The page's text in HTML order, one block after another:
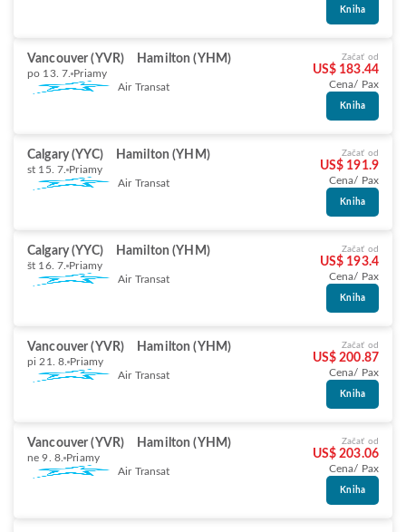
Kniha
Vancouver (YVR) Hamilton (YHM)
po 13. 7. Priamy
Air Transat
Začať od
US$ 183.44
Cena/ Pax
Kniha
Calgary (YYC) Hamilton (YHM)
st 15. 7. Priamy
Air Transat
Začať od
US$ 191.9
Cena/ Pax
Kniha
Calgary (YYC) Hamilton (YHM)
št 16. 7. Priamy
Air Transat
Začať od
US$ 193.4
Cena/ Pax
Kniha
Vancouver (YVR) Hamilton (YHM)
pi 21. 8. Priamy
Air Transat
Začať od
US$ 200.87
Cena/ Pax
Kniha
Vancouver (YVR) Hamilton (YHM)
ne 9. 8. Priamy
Air Transat
Začať od
US$ 203.06
Cena/ Pax
Kniha